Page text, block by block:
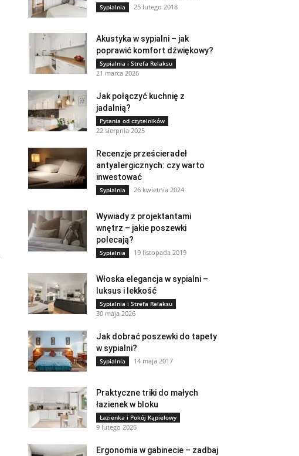
Sypialnia 25 lutego 2018
Akustyka w sypialni – jak
poprawić komfort dźwiękowy?
Sypialnia i Strefa Relaksu
21 marca 2026
Jak połączyć kuchnię z
jadalnią?
Pytania od czytelników
22 sierpnia 2025
Recenzje prześcieradeł
antyalergicznych: czy warto
inwestować
Sypialnia 26 kwietnia 2024
Wywiady z projektantami
wnętrz – jakie poszewki
polecają?
Sypialnia 19 listopada 2019
Włoska elegancja w sypialni –
luksus i lekkość
Sypialnia i Strefa Relaksu
30 maja 2026
Jak dobrać poszewki do tapety
w sypialni?
Sypialnia 14 maja 2017
Praktyczne triki do małych
łazienek w bloku
Łazienka i Pokój Kąpielowy
9 lutego 2026
Ergonomia w gabinecie – zadbaj